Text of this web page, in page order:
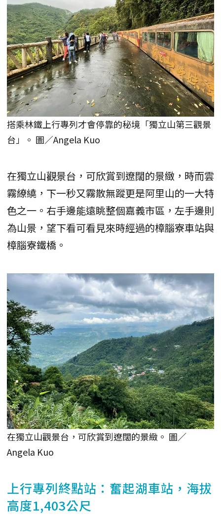
搭乘林鐵上行專列才會停靠的秘境「獨立山第三觀景
台」。 圖／Angela Kuo
在獨立山觀景台，可欣賞到遼闊的景緻，時而雲
霧繚繞，下一秒又霧散無蹤更是阿里山的一大特
色之一。右手邊能遠眺整個嘉義市區，左手邊則
為山景，望下看可看見來時經過的樟腦寮車站與
樟腦寮鐵橋。
在獨立山觀景台，可欣賞到遼闊的景緻。 圖／
Angela Kuo
上行專列終點站：奮起湖車站，海拔
高度1,403公尺